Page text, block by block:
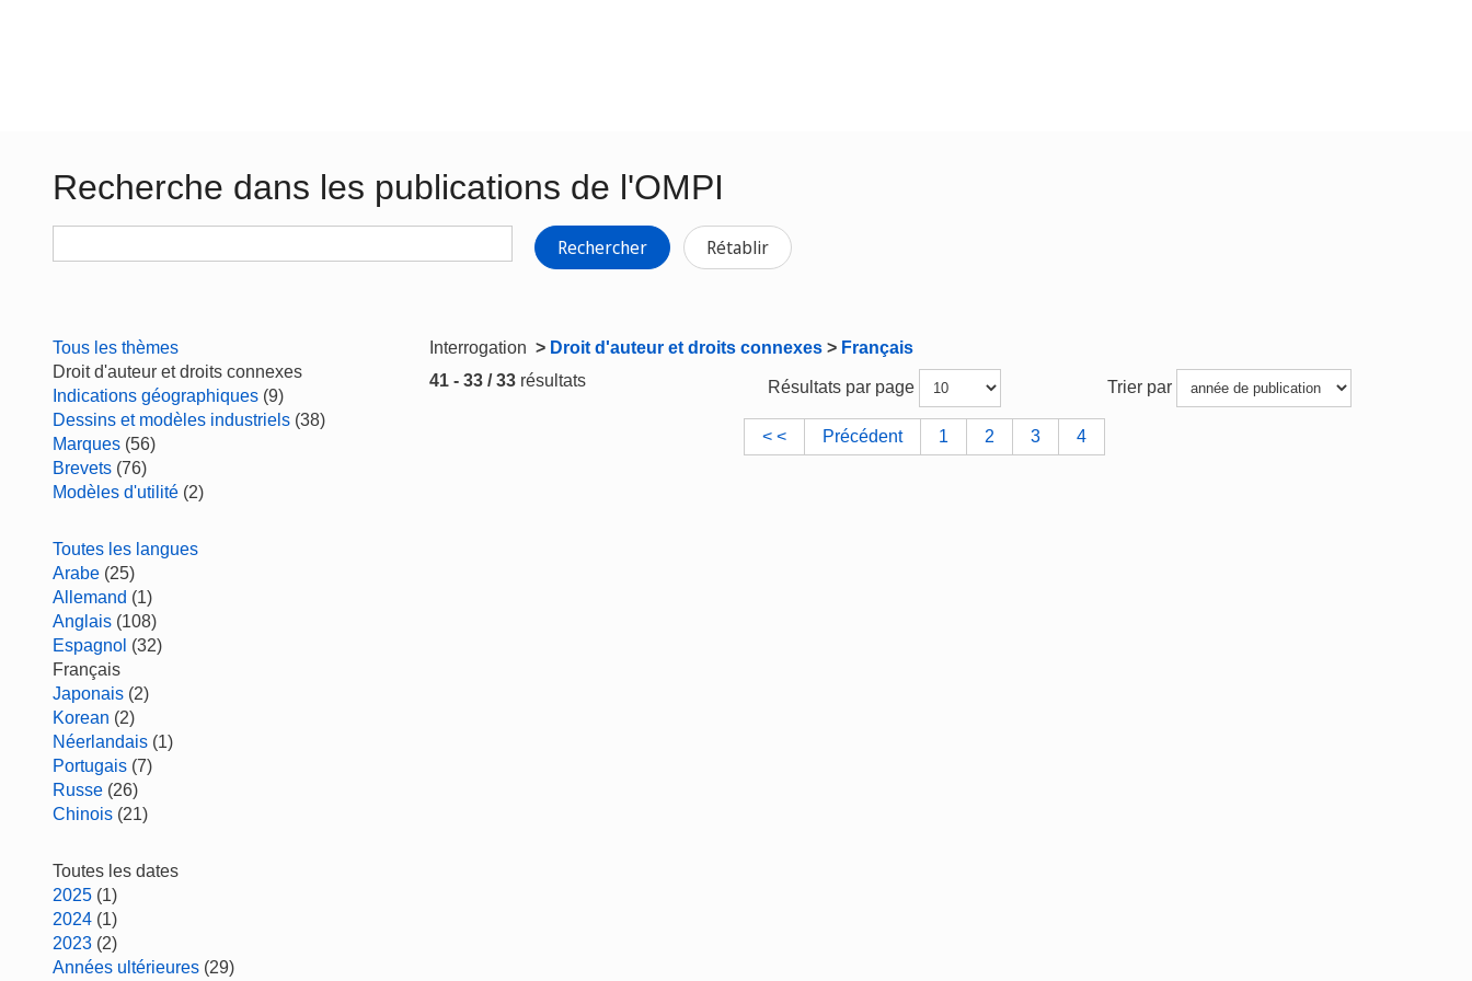
Recherche dans les publications de l'OMPI
Rechercher Rétablir
Tous les thèmes
Droit d'auteur et droits connexes
Indications géographiques (9)
Dessins et modèles industriels (38)
Marques (56)
Brevets (76)
Modèles d'utilité (2)
Toutes les langues
Arabe (25)
Allemand (1)
Anglais (108)
Espagnol (32)
Français
Japonais (2)
Korean (2)
Néerlandais (1)
Portugais (7)
Russe (26)
Chinois (21)
Toutes les dates
2025 (1)
2024 (1)
2023 (2)
Années ultérieures (29)
Interrogation > Droit d'auteur et droits connexes > Français
41 - 33 / 33 résultats Résultats par page Trier par
< < Précédent 1 2 3 4